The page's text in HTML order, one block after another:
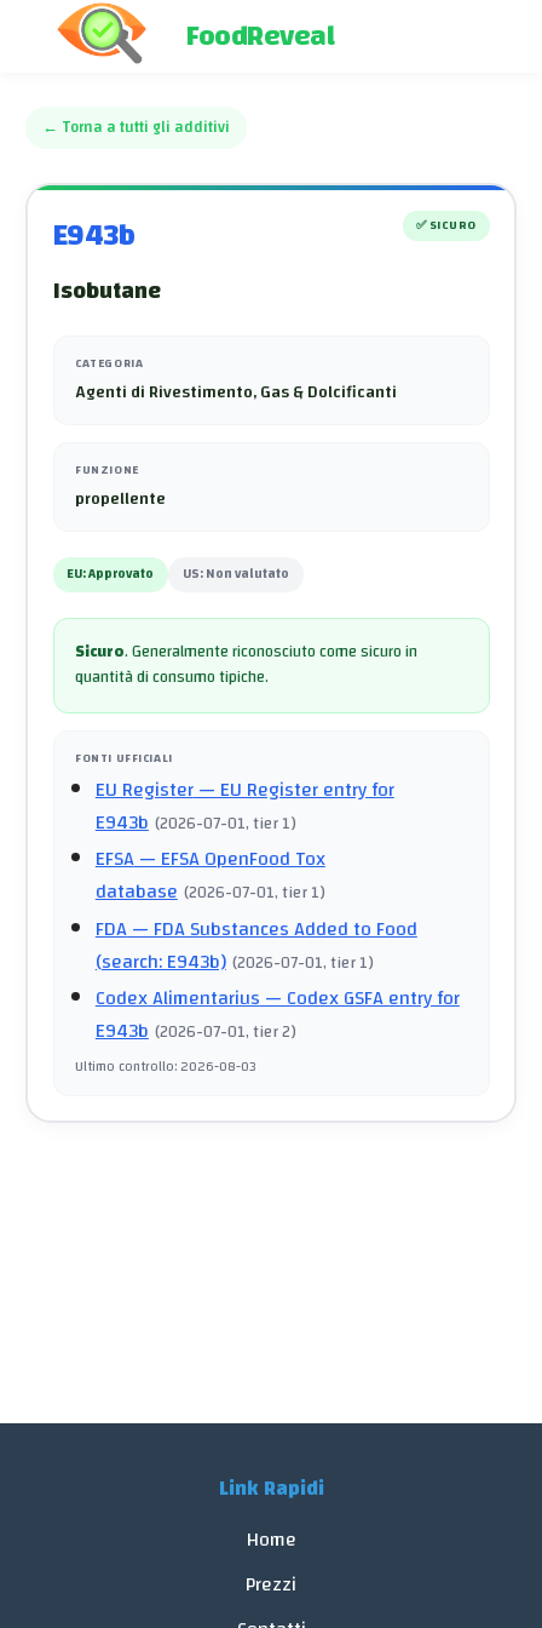
FoodReveal
← Torna a tutti gli additivi
E943b ✅SICURO
Isobutane
CATEGORIA
Agenti di Rivestimento, Gas & Dolcificanti
FUNZIONE
propellente
EU:Approvato US:Non valutato
Sicuro.Generalmente riconosciuto come sicuro in
quantità di consumo tipiche.
FONTI UFFICIALI
EU Register— EU Register entry for
E943b (2026-07-01, tier 1)
EFSA— EFSA OpenFood Tox
database (2026-07-01, tier 1)
FDA— FDA Substances Added to Food
(search: E943b) (2026-07-01, tier 1)
Codex Alimentarius— Codex GSFA entry for
E943b (2026-07-01, tier 2)
Ultimo controllo:2026-08-03
Link Rapidi
Home
Prezzi